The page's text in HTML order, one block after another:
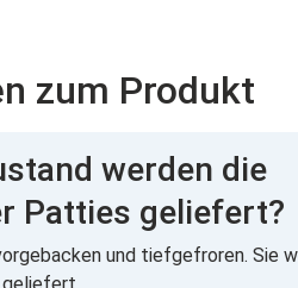
zum Produkt
werden die
Patties geliefert?
und tiefgefroren. Sie